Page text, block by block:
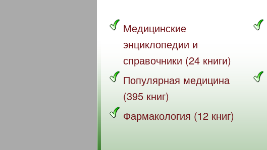
Медицинские
энциклопедии и
справочники (24 книги)
Популярная медицина
(395 книг)
Фармакология (12 книг)